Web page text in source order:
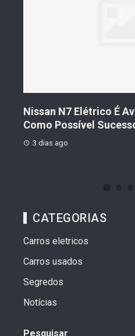
Nissan N7 Elétrico É
Como Possível
3 dias ago
CATEGORIAS
Carros eletricos
Carros usados
Segredos
Notícias
Pesquisar